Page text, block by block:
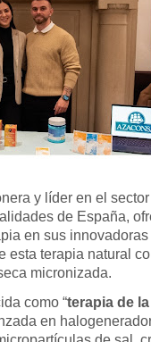
y líder en el
de España,
en sus
esta terapia natural
micronizada.
como “terapia de la
en